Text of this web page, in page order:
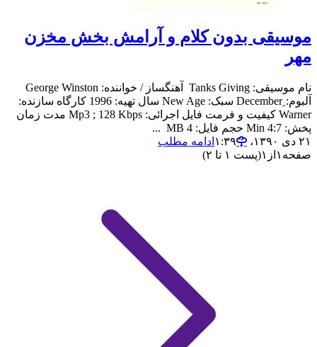
موسیقی بدون کلام و آرامش بخش مخزن
مهر
نام موسیقی: Tanks Giving آهنگساز / خواننده: George Winston
آلبوم: ِDecember سبک: New Age سال تهیه: 1996 کارگاه سازنده:
Warner کیفیت و فرمت فایل اجرائی: Mp3 ; 128 Kbps مدت زمان
پخش: 4:7 Min حجم فایل: 4 MB ...
۲۱ دی ۱۳۹۰،‏ ۱:۳۹
ادامه مطلب
صفحه ۱ از ۱(پست ۱ تا ۲)